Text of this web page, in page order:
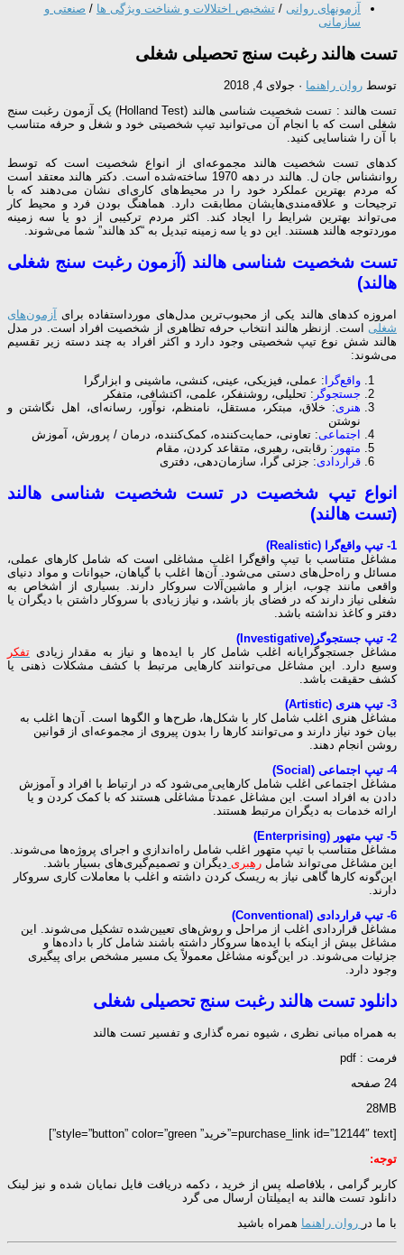
آزمونهای روانی / تشخیص اختلالات و شناخت ویژگی ها / صنعتی و
سازمانی
تست هالند رغبت سنج تحصیلی شغلی
توسط روان راهنما · جولای 4, 2018
تست هالند : تست شخصیت شناسی هالند (Holland Test) یک آزمون رغبت سنج
شغلی است که با انجام آن می‌توانید تیپ شخصیتی خود و شغل و حرفه متناسب
با آن را شناسایی کنید.
کدهای تست شخصیت هالند مجموعه‌ای از انواع شخصیت است که توسط
روانشناس جان ل. هالند در دهه 1970 ساخته‌شده است. دکتر هالند معتقد است
که مردم بهترین عملکرد خود را در محیط‌های کاری‌ای نشان می‌دهند که با
ترجیحات و علاقه‌مندی‌هایشان مطابقت دارد. هماهنگ بودن فرد و محیط کار
می‌تواند بهترین شرایط را ایجاد کند. اکثر مردم ترکیبی از دو یا سه زمینه
موردتوجه هالند هستند. این دو یا سه زمینه تبدیل به “کد هالند” شما می‌شوند.
تست شخصیت شناسی هالند (آزمون رغبت سنج شغلی
هالند)
امروزه کدهای هالند یکی از محبوب‌ترین مدل‌های مورداستفاده برای
آزمون‌های
شغلی است. ازنظر هالند انتخاب حرفه تظاهری از شخصیت افراد است. در مدل
هالند شش نوع تیپ شخصیتی وجود دارد و اکثر افراد به چند دسته زیر تقسیم
می‌شوند:
واقع‌گرا : عملی، فیزیکی، عینی، کنشی، ماشینی و ابزارگرا
جستجوگر : تحلیلی، روشنفکر، علمی، اکتشافی، متفکر
هنری: خلاق، مبتکر، مستقل، نامنظم، نوآور، رسانه‌ای، اهل نگاشتن و
نوشتن
اجتماعی: تعاونی، حمایت‌کننده، کمک‌کننده، درمان / پرورش، آموزش
متهور : رقابتی، رهبری، متقاعد کردن، مقام
قراردادی: جزئی گرا، سازمان‌دهی، دفتری
انواع تیپ شخصیت در تست شخصیت شناسی هالند
(تست هالند)
1- تیپ واقع‌گرا (Realistic)
مشاغل متناسب با تیپ واقع‌گرا اغلب مشاغلی است که شامل کارهای عملی،
مسائل و راه‌حل‌های دستی می‌شود. آن‌ها اغلب با گیاهان، حیوانات و مواد دنیای
واقعی مانند چوب، ابزار و ماشین‌آلات سروکار دارند. بسیاری از اشخاص به
شغلی نیاز دارند که در فضای باز باشد، و نیاز زیادی با سروکار داشتن با دیگران یا
دفتر و کاغذ نداشته باشد.
2- تیپ جستجوگر(Investigative)
مشاغل جستجوگرایانه اغلب شامل کار با ایده‌ها و نیاز به مقدار زیادی تفکر
وسیع دارد. این مشاغل می‌توانند کارهایی مرتبط با کشف مشکلات ذهنی یا
کشف حقیقت باشد.
3- تیپ هنری (Artistic)
مشاغل هنری اغلب شامل کار با شکل‌ها، طرح‌ها و الگوها است. آن‌ها اغلب به
بیان خود نیاز دارند و می‌توانند کارها را بدون پیروی از مجموعه‌ای از قوانین
روشن انجام دهند.
4- تیپ اجتماعی (Social)
مشاغل اجتماعی اغلب شامل کارهایی می‌شود که در ارتباط با افراد و آموزش
دادن به افراد است. این مشاغل عمدتاً مشاغلی هستند که با کمک کردن و یا
ارائه خدمات به دیگران مرتبط هستند.
5- تیپ متهور (Enterprising)
مشاغل متناسب با تیپ متهور اغلب شامل راه‌اندازی و اجرای پروژه‌ها می‌شوند.
این مشاغل می‌تواند شامل رهبری دیگران و تصمیم‌گیری‌های بسیار باشد.
این‌گونه کارها گاهی نیاز به ریسک کردن داشته و اغلب با معاملات کاری سروکار
دارند.
6- تیپ قراردادی (Conventional)
مشاغل قراردادی اغلب از مراحل و روش‌های تعیین‌شده تشکیل می‌شوند. این
مشاغل بیش از اینکه با ایده‌ها سروکار داشته باشند شامل کار با داده‌ها و
جزئیات می‌شوند. در این‌گونه مشاغل معمولاً یک مسیر مشخص برای پیگیری
وجود دارد.
دانلود تست هالند رغبت سنج تحصیلی شغلی
به همراه مبانی نظری ، شیوه نمره گذاری و تفسیر تست هالند
فرمت : pdf
24 صفحه
28MB
[purchase_link id=”12144″ text=”خرید” style=”button” color=”green”]
توجه:
کاربر گرامی ، بلافاصله پس از خرید ، دکمه دریافت فایل نمایان شده و نیز لینک
دانلود تست هالند به ایمیلتان ارسال می گرد
با ما در روان راهنما همراه باشید